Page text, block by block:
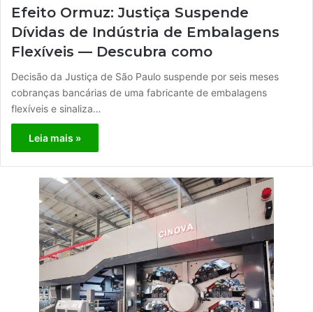
Efeito Ormuz: Justiça Suspende
Dívidas de Indústria de Embalagens
Flexíveis — Descubra como
Decisão da Justiça de São Paulo suspende por seis meses
cobranças bancárias de uma fabricante de embalagens
flexíveis e sinaliza…
Leia mais »